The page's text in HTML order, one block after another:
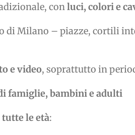
conluci, colori e
di Milano – piazze, cortili
e video, soprattutto in
famiglie, bambini e adulti
tutte le età: